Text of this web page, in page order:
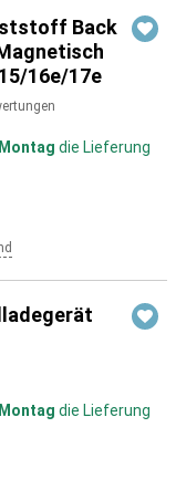
Back
16e/17e
Montag die Lieferung
Montag die Lieferung